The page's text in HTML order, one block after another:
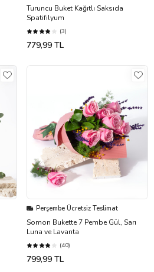
Turuncu Buket Kağıtlı Saksıda
Spatifilyum
(3)
779,99 TL
Perşembe Ücretsiz Teslimat
Somon Bukette 7 Pembe Gül, Sarı
Luna ve Lavanta
(40)
799,99 TL